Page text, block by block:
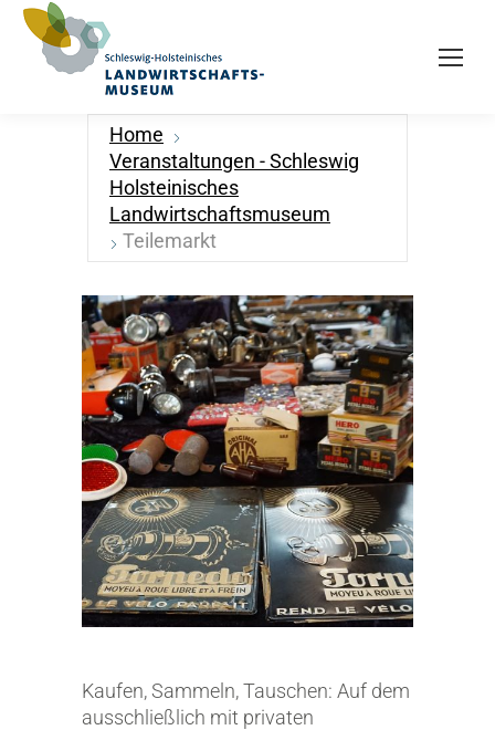
Home
Veranstaltungen - Schleswig
Holsteinisches
Landwirtschaftsmuseum
Teilemarkt
Kaufen, Sammeln, Tauschen: Auf dem
ausschließlich mit privaten